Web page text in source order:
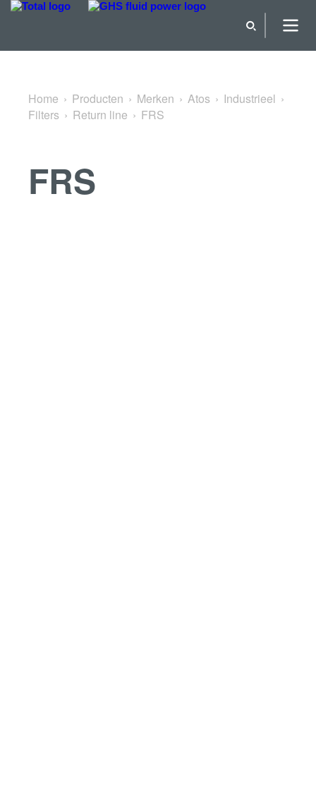
Terug naar Return line
Home Producten Merken Atos
Industrieel
Filters
Return line FRS
FRS